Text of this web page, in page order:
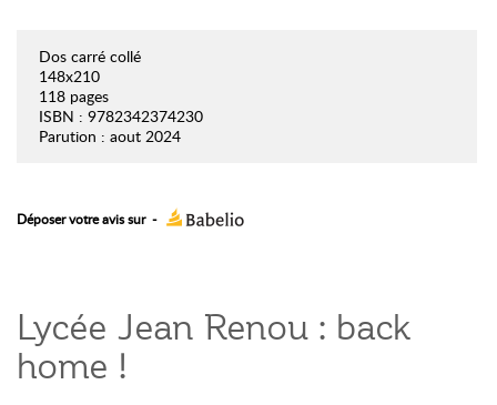
Dos carré collé
148x210
118 pages
ISBN : 9782342374230
Parution : aout 2024
Déposer votre avis sur -
Lycée Jean Renou : back
home !